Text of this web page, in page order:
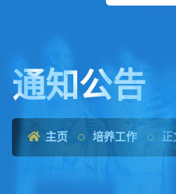
通知公告
主页 培养工作 正